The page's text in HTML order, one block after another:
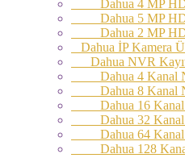
Dahua 4 MP
Dahua 5 MP
Dahua 2 MP
Dahua İP Kamera
Dahua NVR Kayıt
Dahua 4 Kanal
Dahua 8 Kanal
Dahua 16 Kanal
Dahua 32 Kanal
Dahua 64 Kanal
Dahua 128 Kanal